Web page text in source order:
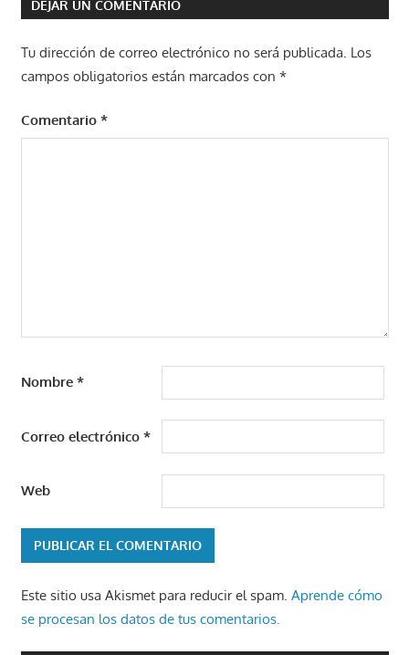
DEJAR UN COMENTARIO
Tu dirección de correo electrónico no será publicada. Los
campos obligatorios están marcados con *
Comentario *
Nombre *
Correo electrónico *
Web
Este sitio usa Akismet para reducir el spam. Aprende cómo
se procesan los datos de tus comentarios.